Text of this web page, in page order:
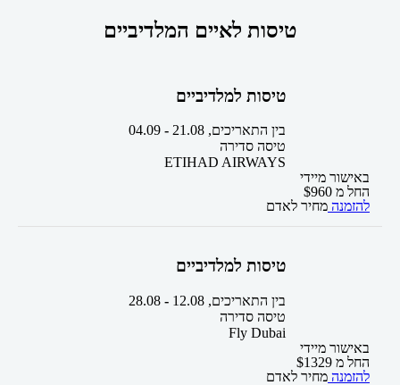
טיסות לאיים המלדיביים
טיסות למלדיביים
בין התאריכים, -
04.09
טיסה סדירה
ETIHAD AIRWAYS
באישור מיידי
החל מ
$960
להזמנה מחיר לאדם
טיסות למלדיביים
בין התאריכים, -
28.08
טיסה סדירה
Fly Dubai
באישור מיידי
החל מ
$1329
להזמנה מחיר לאדם